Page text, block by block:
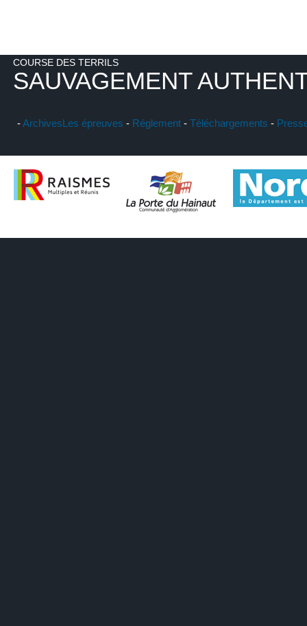
COURSE DES TERRILS
SAUVAGEMENT
-ArchivesLes épreuves - Réglement - Téléchargements -